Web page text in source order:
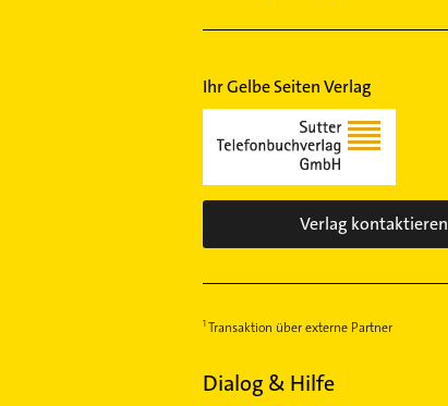
Ihr Gelbe Seiten Verlag
Verlag kontaktieren
Transaktion über externe Partner
Dialog & Hilfe